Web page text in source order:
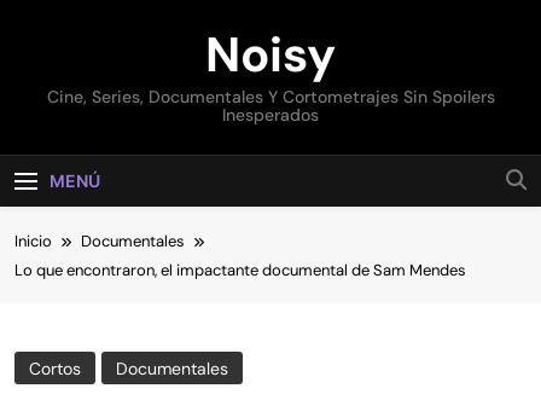
Noisy
Cine, Series, Documentales Y Cortometrajes Sin Spoilers
Inesperados
MENÚ
Inicio
Documentales
Lo que encontraron, el impactante documental de Sam Mendes
Cortos Documentales